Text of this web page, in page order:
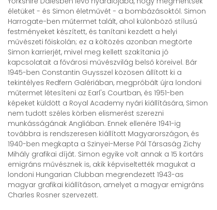
életüket - és Simon életművét - a bombázásoktól. Simon
Harrogate-ben műtermet talált, ahol különböző stílusú
festményeket készített, és tanítani kezdett a helyi
művészeti főiskolán; ez a költözés azonban megtörte
Simon karrierjét, mivel meg kellett szakítania jó
kapcsolatait a fővárosi művészvilág belső köreivel. Bár
1945-ben Constantin Guysszel közösen állított ki a
tekintélyes Redfern Galériában, megpróbált újra londoni
műtermet létesíteni az Earl's Courtban, és 1951-ben
képeket küldött a Royal Academy nyári kiállítására, Simon
nem tudott széles körben elismerést szerezni
munkásságának Angliában. Ennek ellenére 1941-ig
továbbra is rendszeresen kiállított Magyarországon, és
1940-ben megkapta a Szinyei-Merse Pál Társaság Zichy
Mihály grafikai díját. Simon egyike volt annak a 15 kortárs
emigráns művésznek is, akik képviseltették magukat a
londoni Hungarian Clubban megrendezett 1943-as
magyar grafikai kiállításon, amelyet a magyar emigráns
Charles Rosner szervezett.